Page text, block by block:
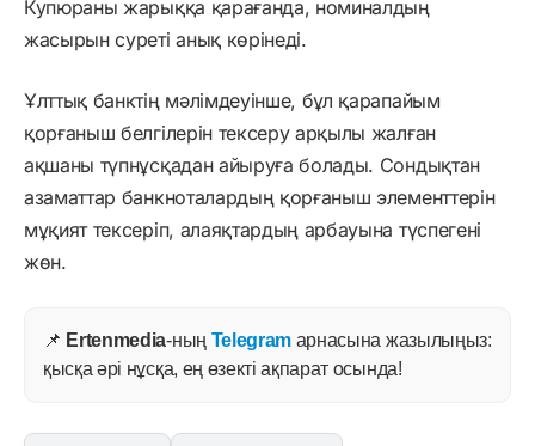
Купюраны жарыққа қарағанда, номиналдың
жасырын суреті анық көрінеді.
Ұлттық банктің мәлімдеуінше, бұл қарапайым
қорғаныш белгілерін тексеру арқылы жалған
ақшаны түпнұсқадан айыруға болады. Сондықтан
азаматтар банкноталардың қорғаныш элементтерін
мұқият тексеріп, алаяқтардың арбауына түспегені
жөн.
📌 Ertenmedia-ның Telegram арнасына жазылыңыз:
қысқа әрі нұсқа, ең өзекті ақпарат осында!